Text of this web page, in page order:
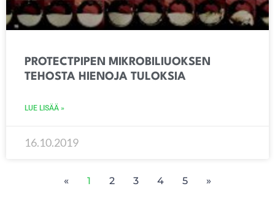
PROTECTPIPEN MIKROBILIUOKSEN
TEHOSTA HIENOJA TULOKSIA
LUE LISÄÄ »
16.10.2019
« 1 2 3 4 5 »